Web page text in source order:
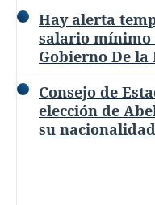
Hay alerta
salario mínimo
Gobierno De
Consejo de
elección de
su